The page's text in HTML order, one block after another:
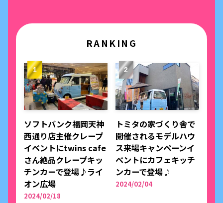
RANKING
ソフトバンク福岡天神
西通り店主催クレープ
イベントにtwins cafe
さん絶品クレープキッ
チンカーで登場♪ライ
オン広場
2024/02/18
トミタの家づくり舎で
開催されるモデルハウ
ス来場キャンペーンイ
ベントにカフェキッチ
ンカーで登場♪
2024/02/04